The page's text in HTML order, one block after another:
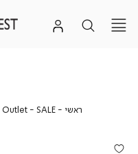
ראשי ראשי
SALE
SALE
Outlet